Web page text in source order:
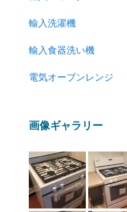
輸入洗濯機
輸入食器洗い機
電気オーブンレンジ
画像ギャラリー